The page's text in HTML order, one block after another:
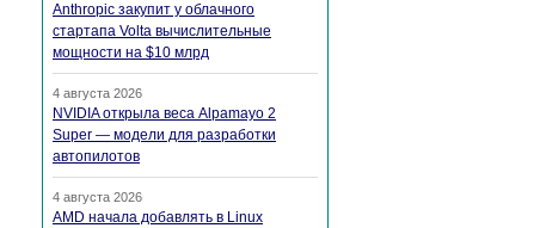
Anthropic закупит у облачного
стартапа Volta вычислительные
мощности на $10 млрд
4 августа 2026
NVIDIA открыла веса Alpamayo 2
Super — модели для разработки
автопилотов
4 августа 2026
AMD начала добавлять в Linux